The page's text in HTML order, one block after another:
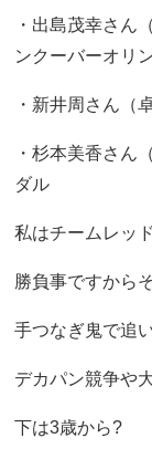
・出島茂幸さん
ンクーバーオリ
・新井周さん（
・杉本美香さん
ダル
私はチームレッ
勝負事ですから
手つなぎ鬼で追
デカパン競争や
下は3歳から?